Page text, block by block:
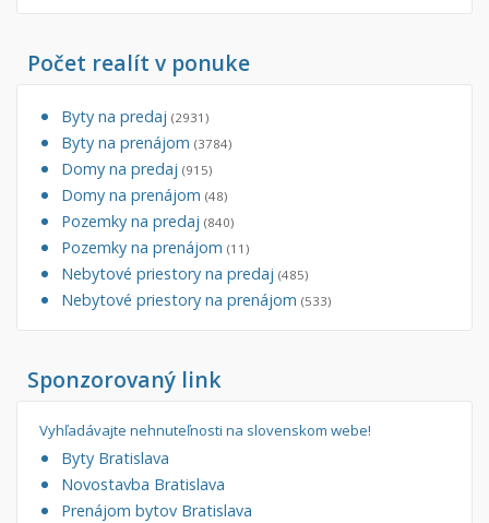
Administratívne, obchodné
Skladové, výrobné
Rekreačné, reštauračné
Garáž, garážové státie
searchHľadaj
Uložiť vyhľadávanie | alternate_email Zasielať na email
Zatvoriť vyhľadávanie
Počet realít v ponuke
Byty na predaj (2931)
Byty na prenájom (3784)
Domy na predaj (915)
Domy na prenájom (48)
Pozemky na predaj (840)
Pozemky na prenájom (11)
Nebytové priestory na predaj (485)
Nebytové priestory na prenájom (533)
Sponzorovaný link
Vyhľadávajte nehnuteľnosti na slovenskom webe!
Byty Bratislava
Novostavba Bratislava
Prenájom bytov Bratislava